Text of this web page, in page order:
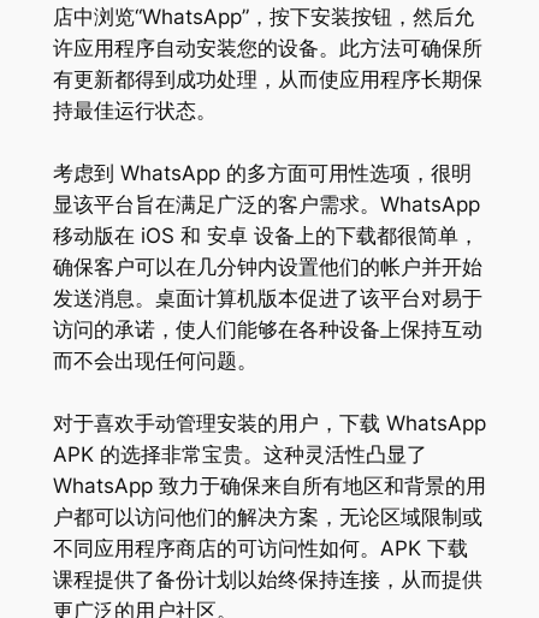
店中浏览“WhatsApp”，按下安装按钮，然后允
许应用程序自动安装您的设备。此方法可确保所
有更新都得到成功处理，从而使应用程序长期保
持最佳运行状态。
考虑到 WhatsApp 的多方面可用性选项，很明
显该平台旨在满足广泛的客户需求。WhatsApp
移动版在 iOS 和 安卓 设备上的下载都很简单，
确保客户可以在几分钟内设置他们的帐户并开始
发送消息。桌面计算机版本促进了该平台对易于
访问的承诺，使人们能够在各种设备上保持互动
而不会出现任何问题。
对于喜欢手动管理安装的用户，下载 WhatsApp
APK 的选择非常宝贵。这种灵活性凸显了
WhatsApp 致力于确保来自所有地区和背景的用
户都可以访问他们的解决方案，无论区域限制或
不同应用程序商店的可访问性如何。APK 下载
课程提供了备份计划以始终保持连接，从而提供
更广泛的用户社区。